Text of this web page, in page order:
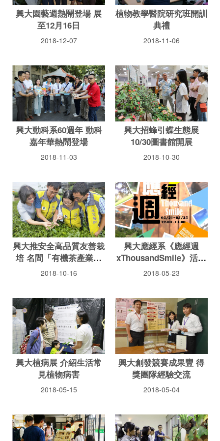
興大園藝週熱鬧登場 展
至12月16日
2018-12-07
植物教學醫院研究班開訓
典禮
2018-11-06
興大動科系60週年 動科
嘉年華熱鬧登場
2018-11-03
興大招蜂引蝶生態展
10/30圖書館開展
2018-10-30
興大推安全高品質友善栽
培 名間「有機茶產業」
風華再現
2018-10-16
興大應經系《應經週
xThousandSmile》活動
開跑
2018-05-23
興大植病展 介紹生活常
見植物病害
2018-05-15
興大創發競賽成果豐 得
獎團隊經驗交流
2018-05-04